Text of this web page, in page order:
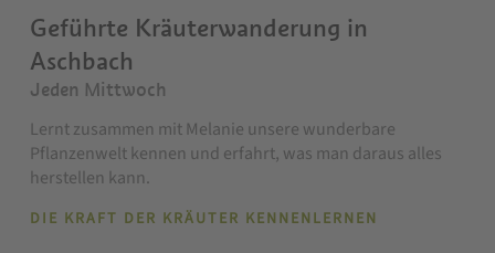
Geführte Kräuterwanderung in
Aschbach
Jeden Mittwoch
Lernt zusammen mit Melanie unsere wunderbare
Pflanzenwelt kennen und erfahrt, was man daraus alles
herstellen kann.
DIE KRAFT DER KRÄUTER KENNENLERNEN